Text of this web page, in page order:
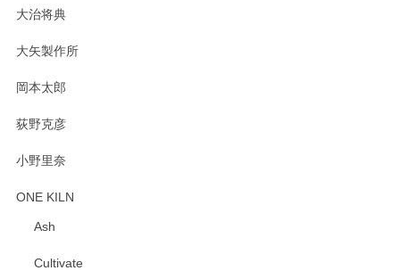
大治将典
大矢製作所
岡本太郎
荻野克彦
小野里奈
ONE KILN
Ash
Cultivate